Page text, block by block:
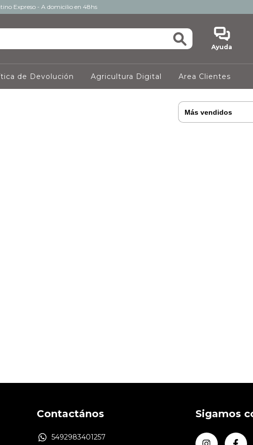
Expreso - A domicilio en 48hs
Ayuda
de Devolución Agricultura Digital Area Clientes
Contactános
5492983401257
Sigamos